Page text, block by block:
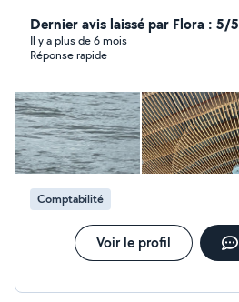
Dernier avis laissé par Flora : 5/5
Il y a plus de 6 mois
Réponse rapide
Comptabilité
Voir le profil